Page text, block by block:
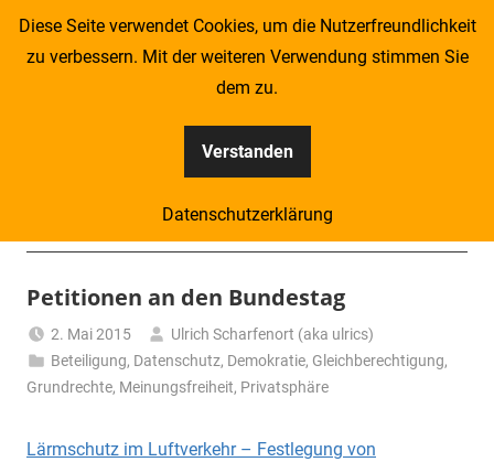
Zum
Kompass
–
Zeitung
für
Piraten
Petitionen an den Bundestag
2. Mai 2015
Ulrich Scharfenort (aka ulrics)
Beteiligung, Datenschutz, Demokratie, Gleichberechtigung,
Grundrechte, Meinungsfreiheit, Privatsphäre
Lärmschutz im Luftverkehr – Festlegung von
Diese Seite verwendet Cookies, um die Nutzerfreundlichkeit
zu verbessern. Mit der weiteren Verwendung stimmen Sie
dem zu.
Verstanden
Datenschutzerklärung